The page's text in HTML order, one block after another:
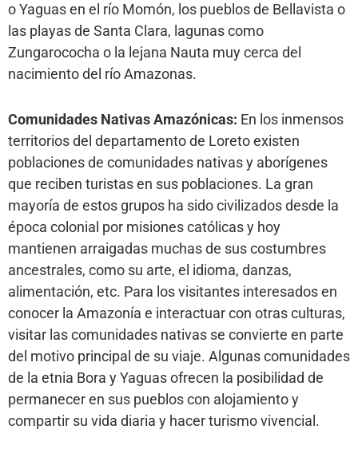
o Yaguas en el río Momón, los pueblos de Bellavista o
las playas de Santa Clara, lagunas como
Zungarococha o la lejana Nauta muy cerca del
nacimiento del río Amazonas.
Comunidades Nativas Amazónicas: En los inmensos
territorios del departamento de Loreto existen
poblaciones de comunidades nativas y aborígenes
que reciben turistas en sus poblaciones. La gran
mayoría de estos grupos ha sido civilizados desde la
época colonial por misiones católicas y hoy
mantienen arraigadas muchas de sus costumbres
ancestrales, como su arte, el idioma, danzas,
alimentación, etc. Para los visitantes interesados en
conocer la Amazonía e interactuar con otras culturas,
visitar las comunidades nativas se convierte en parte
del motivo principal de su viaje. Algunas comunidades
de la etnia Bora y Yaguas ofrecen la posibilidad de
permanecer en sus pueblos con alojamiento y
compartir su vida diaria y hacer turismo vivencial.